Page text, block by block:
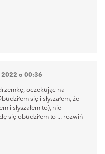
2022 o 00:36
oczekując na
się i słyszałem, że
i słyszałem to), nie
się obudziłem to ... rozwiń